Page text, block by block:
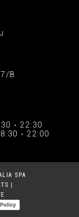
B
› 22:30
› 22:00
SPA